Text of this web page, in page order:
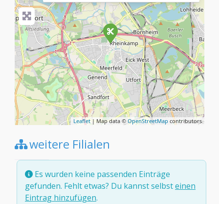
Leaflet| Map data © OpenStreetMap contributors
weitere Filialen
Es wurden keine passenden Einträge
gefunden. Fehlt etwas? Du kannst selbsteinen
Eintrag hinzufügen.